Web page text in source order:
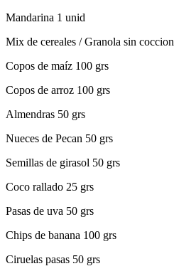
Mandarina 1 unid
Mix de cereales / Granola sin coccion
Copos de maíz 100 grs
Copos de arroz 100 grs
Almendras 50 grs
Nueces de Pecan 50 grs
Semillas de girasol 50 grs
Coco rallado 25 grs
Pasas de uva 50 grs
Chips de banana 100 grs
Ciruelas pasas 50 grs